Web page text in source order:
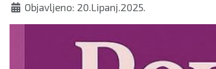
Objavljeno: 20.Lipanj.2025.